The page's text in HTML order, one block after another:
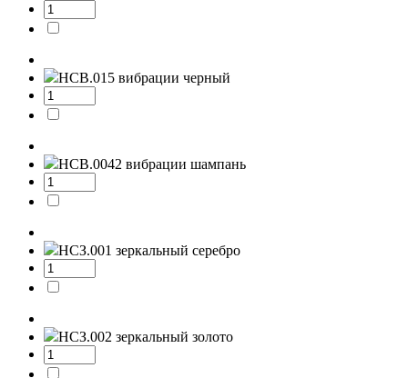
НСВ.015 вибрации черный
НСВ.0042 вибрации шампань
НСЗ.001 зеркальный серебро
НСЗ.002 зеркальный золото